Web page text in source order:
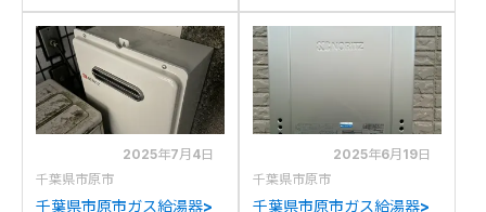
2050SAWXからノーリツ
GT-2470SAW BLへの交
換
C2452AWXからノーリツ
GT-C2472SAW BLへの交
換
2025年7月4日
千葉県市原市
千葉県市原市ガス給湯器>
2025年6月19日
千葉県市原市
千葉県市原市ガス給湯器>